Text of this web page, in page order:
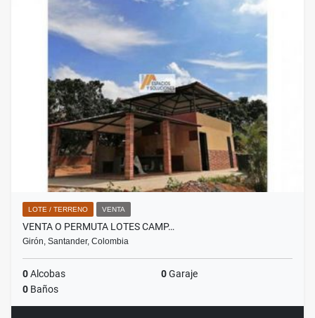
LOTE / TERRENO VENTA
VENTA O PERMUTA LOTES CAMP…
Girón, Santander, Colombia
0Alcobas 0Garaje
0 Baños